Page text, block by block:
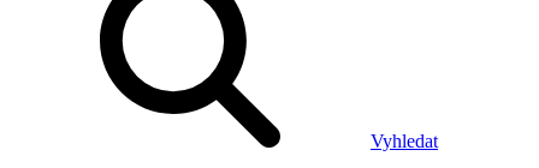
Vyhledat